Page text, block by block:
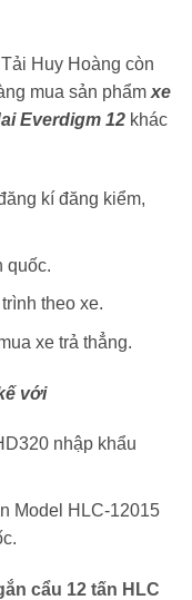
Huy Hoàng còn
mua sản phẩm xe
Everdigm 12 khác
kí đăng kiểm,
quốc.
theo xe.
xe trả thẳng.
với
nhập khẩu
Model HLC-12015
cẩu 12 tấn HLC